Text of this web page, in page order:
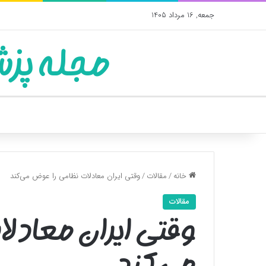
جمعه, 16 مرداد 1405
مجله
خانه/مقالات/وقتی ایران معادلات نظامی را عوض می‌کند
مقالات
وقتی ایران